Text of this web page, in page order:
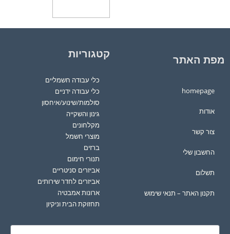
מפת האתר
homepage
אודות
צור קשר
החשבון שלי
תשלום
תקנון האתר – תנאי שימוש
קטגוריות
כלי עבודה חשמליים
כלי עבודה ידניים
סולמות/שינוע/איחסון
גינון והשקייה
מקלחונים
מוצרי חשמל
ברזים
תנורי חימום
אביזרים סניטריים
אביזרים לחדר שירותים
ארונות אמבטיה
תחזוקת הבית וניקיון